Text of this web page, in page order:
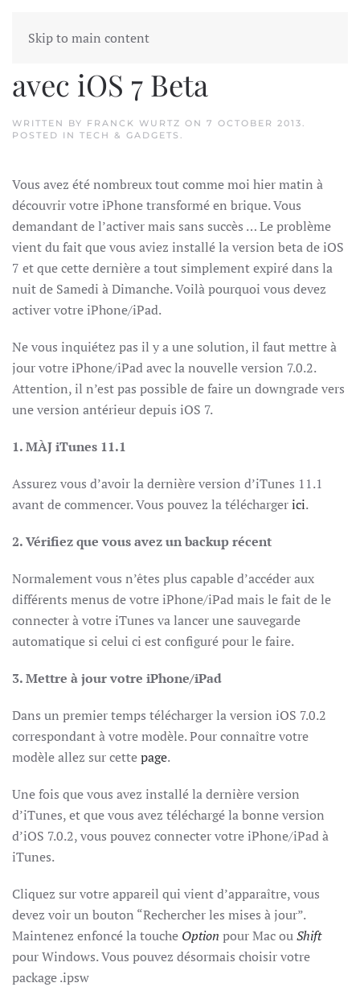
Skip to main content
Problème d’activation
avec iOS 7 Beta
WRITTEN BY FRANCK WURTZ ON 7 OCTOBER 2013.
POSTED IN TECH & GADGETS .
Vous avez été nombreux tout comme moi hier matin à
découvrir votre iPhone transformé en brique. Vous
demandant de l’activer mais sans succès … Le problème
vient du fait que vous aviez installé la version beta de iOS
7 et que cette dernière a tout simplement expiré dans la
nuit de Samedi à Dimanche. Voilà pourquoi vous devez
activer votre iPhone/iPad.
Ne vous inquiétez pas il y a une solution, il faut mettre à
jour votre iPhone/iPad avec la nouvelle version 7.0.2.
Attention, il n’est pas possible de faire un downgrade vers
une version antérieur depuis iOS 7.
1. MÀJ iTunes 11.1
Assurez vous d’avoir la dernière version d’iTunes 11.1
avant de commencer. Vous pouvez la téléchargerici.
2. Vérifiez que vous avez un backup récent
Normalement vous n’êtes plus capable d’accéder aux
différents menus de votre iPhone/iPad mais le fait de le
connecter à votre iTunes va lancer une sauvegarde
automatique si celui ci est configuré pour le faire.
3. Mettre à jour votre iPhone/iPad
Dans un premier temps télécharger la version iOS 7.0.2
correspondant à votre modèle. Pour connaître votre
modèle allez sur cettepage.
Une fois que vous avez installé la dernière version
d’iTunes, et que vous avez téléchargé la bonne version
d’iOS 7.0.2, vous pouvez connecter votre iPhone/iPad à
iTunes.
Cliquez sur votre appareil qui vient d’apparaître, vous
devez voir un bouton “Rechercher les mises à jour”.
Maintenez enfoncé la touche Option pour Mac ouShift
pour Windows. Vous pouvez désormais choisir votre
package .ipsw